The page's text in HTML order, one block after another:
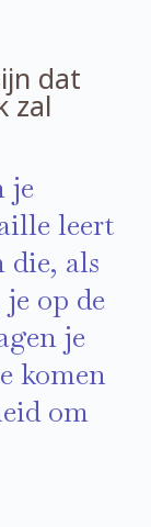
dat
zal
je
leert
die, als
op de
je
komen
om